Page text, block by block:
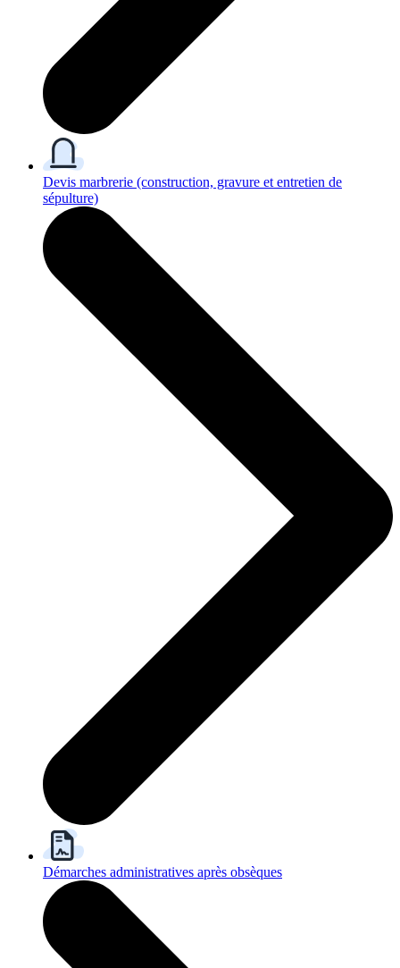
Devis marbrerie (construction, gravure et entretien de
sépulture)
Démarches administratives après obsèques